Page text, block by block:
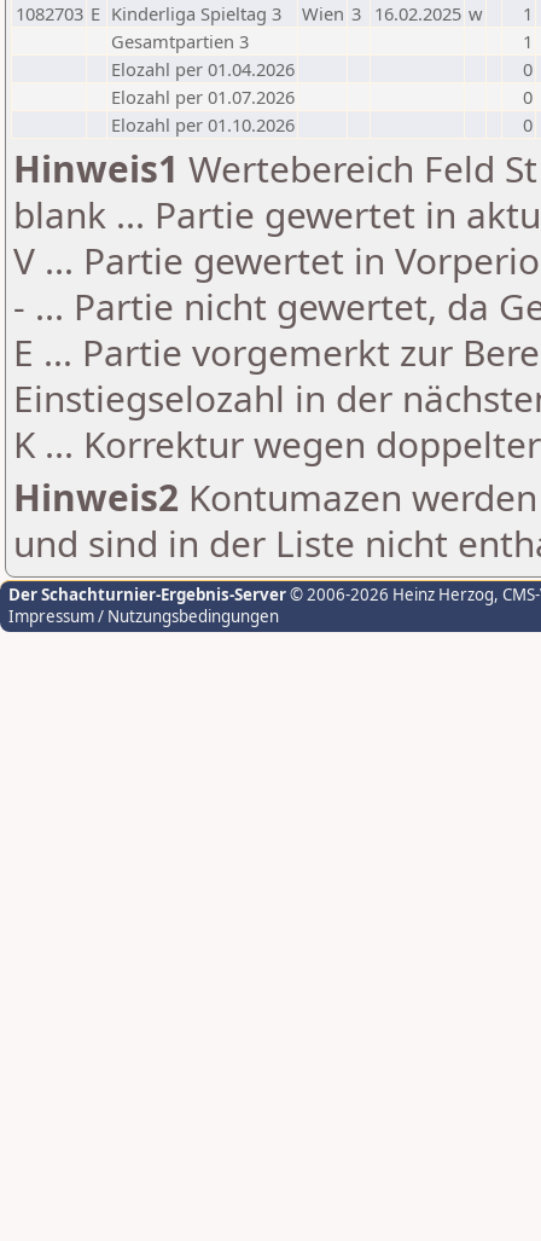
1082703 E Kinderliga Spieltag 3 Wien 3 16.02.2025 w
1
Gesamtpartien 3
1
Elozahl per 01.04.2026
0
Elozahl per 01.07.2026
0
Elozahl per 01.10.2026
0
Hinweis1 Wertebereich Feld
blank ... Partie gewertet in
V ... Partie gewertet in
- ... Partie nicht gewertet, da
E ... Partie vorgemerkt zur
Einstiegselozahl in der
K ... Korrektur wegen
Hinweis2 Kontumazen
und sind in der Liste nicht
Der Schachturnier-Ergebnis-Server© 2006-2026 Heinz Herzog,
Impressum / Nutzungsbedingungen